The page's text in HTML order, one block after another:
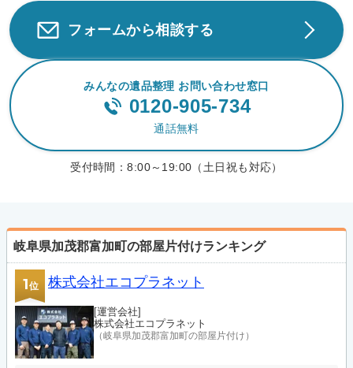
フォームから相談する
みんなの遺品整理 お問い合わせ窓口
0120-905-734
通話無料
受付時間：8:00～19:00（土日祝も対応）
岐阜県加茂郡富加町の部屋片付けランキング
1位 株式会社エコプラネット
[運営会社]
株式会社エコプラネット
（岐阜県加茂郡富加町の部屋片付け）